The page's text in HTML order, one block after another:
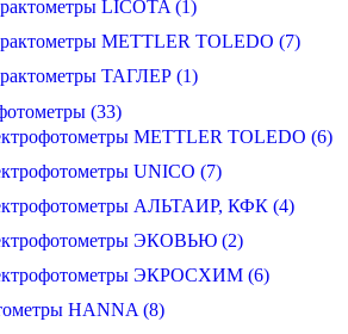
LICOTA (1)
METTLER TOLEDO (7)
ТАГЛЕР (1)
(33)
METTLER TOLEDO (6)
UNICO (7)
АЛЬТАИР, КФК (4)
ЭКОВЬЮ (2)
ЭКРОСХИМ (6)
HANNA (8)